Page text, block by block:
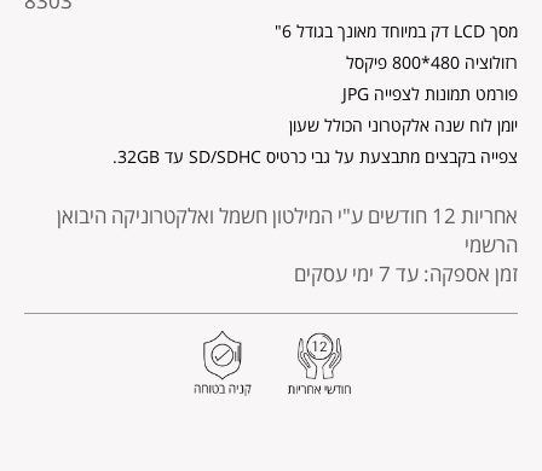
מוצר
מסך LCD דק במיוחד מאונך בגודל 6"
רזולוציה 480*800 פיקסל
פורמט תמונות לצפייה JPG
יומן לוח שנה אלקטרוני הכולל שעון
צפייה בקבצים מתבצעת על גבי כרטיס SD/SDHC עד 32GB.
אחריות 12 חודשים
ע"י המילטון חשמל ואלקטרוניקה היבואן
הרשמי
זמן אספקה: עד 7 ימי עסקים